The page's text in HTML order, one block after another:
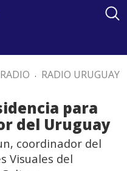
RADIO . RADIO URUGUAY
para
del Uruguay
coordinador del
Visuales del